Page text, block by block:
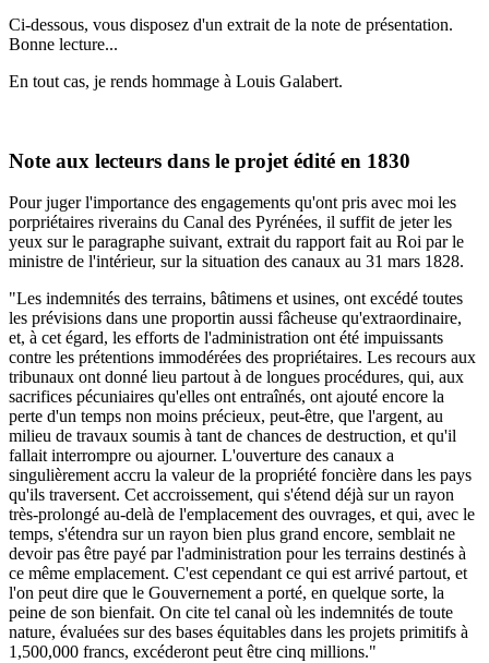
Ci-dessous, vous disposez d'un extrait de la note de présentation.
Bonne lecture...
En tout cas, je rends hommage à Louis Galabert.
Note aux lecteurs dans le projet édité en 1830
Pour juger l'importance des engagements qu'ont pris avec moi les
porpriétaires riverains du Canal des Pyrénées, il suffit de jeter les
yeux sur le paragraphe suivant, extrait du rapport fait au Roi par le
ministre de l'intérieur, sur la situation des canaux au 31 mars 1828.
"Les indemnités des terrains, bâtimens et usines, ont excédé toutes
les prévisions dans une proportin aussi fâcheuse qu'extraordinaire,
et, à cet égard, les efforts de l'administration ont été impuissants
contre les prétentions immodérées des propriétaires. Les recours aux
tribunaux ont donné lieu partout à de longues procédures, qui, aux
sacrifices pécuniaires qu'elles ont entraînés, ont ajouté encore la
perte d'un temps non moins précieux, peut-être, que l'argent, au
milieu de travaux soumis à tant de chances de destruction, et qu'il
fallait interrompre ou ajourner. L'ouverture des canaux a
singulièrement accru la valeur de la propriété foncière dans les pays
qu'ils traversent. Cet accroissement, qui s'étend déjà sur un rayon
très-prolongé au-delà de l'emplacement des ouvrages, et qui, avec le
temps, s'étendra sur un rayon bien plus grand encore, semblait ne
devoir pas être payé par l'administration pour les terrains destinés à
ce même emplacement. C'est cependant ce qui est arrivé partout, et
l'on peut dire que le Gouvernement a porté, en quelque sorte, la
peine de son bienfait. On cite tel canal où les indemnités de toute
nature, évaluées sur des bases équitables dans les projets primitifs à
1,500,000 francs, excéderont peut être cinq millions."